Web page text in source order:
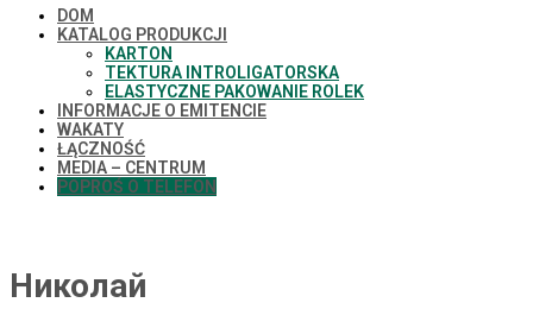
DOM
KATALOG PRODUKCJI
KARTON
TEKTURA INTROLIGATORSKA
ELASTYCZNE PAKOWANIE ROLEK
INFORMACJE O EMITENCIE
WAKATY
ŁĄCZNOŚĆ
MEDIA – CENTRUM
POPROŚ O TELEFON
Николай